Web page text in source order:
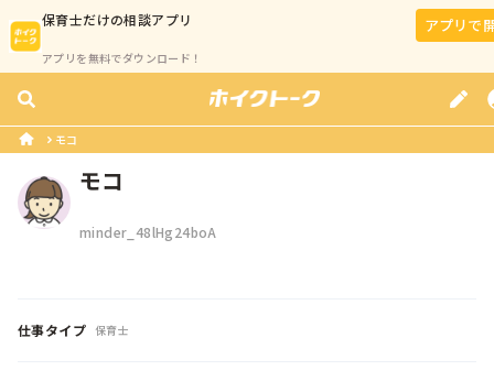
保育士だけの相談アプリ
アプリを無料でダウンロード！
アプリで
モコ
モコ
minder_48lHg24boA
仕事タイプ 保育士